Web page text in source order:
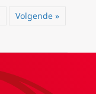
Volgende »